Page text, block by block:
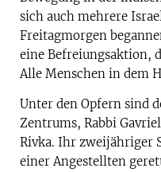
sich auch mehrere
Freitagmorgen
eine Befreiungsaktion,
Alle Menschen in dem
Unter den Opfern sind
Zentrums, Rabbi
Rivka. Ihr zweijähriger
einer Angestellten